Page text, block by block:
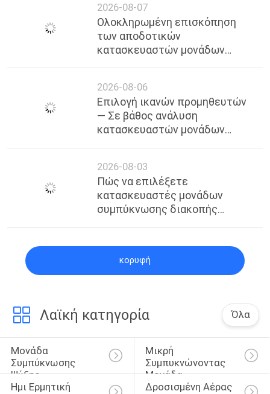
2026-08-07
Ολοκληρωμένη επισκόπηση
των αποδοτικών
κατασκευαστών μονάδων
2026-08-06
Επιλογή ικανών προμηθευτών
— Σε βάθος ανάλυση
κατασκευαστών μονάδων
2026-08-03
Πώς να επιλέξετε
κατασκευαστές μονάδων
συμπύκνωσης διακοπής
κορυφή
Λαϊκή κατηγορία Όλα
Μονάδα
Συμπύκνωσης
Ψύξης
Μικρή
Συμπυκνώνοντας
Μονάδα
Ημι Ερμητική
Δροσισμένη Αέρας